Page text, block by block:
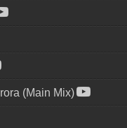
(Main Mix)